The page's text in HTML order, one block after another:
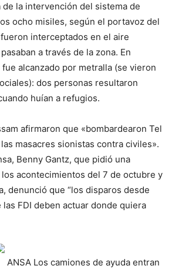
la intervención del sistema de
ocho misiles, según el portavoz del
interceptados en el aire
a través de la zona. En
alcanzado por metralla (se vieron
dos personas resultaron
huían a refugios.
afirmaron que «bombardearon Tel
masacres sionistas contra civiles».
Benny Gantz, que pidió una
acontecimientos del 7 de octubre y
denunció que “los disparos desde
las FDI deben actuar donde quiera
ANSA Los camiones de ayuda entran